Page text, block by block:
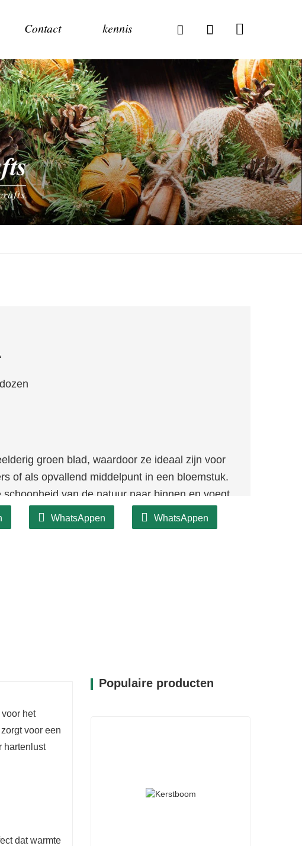
Contact kennis
groen blad, waardoor ze ideaal zijn voor
of als opvallend middelpunt in een bloemstuk.
van de natuur naar binnen en voegt
De rijke groene kleur vormt een
en andere decoraties, waardoor u ze
eigen stijl.
materialen en zijn ontworpen voor een
vakantieseizoenen kunnen worden gebruikt.
WhatsAppen WhatsAppen
het
voor een
hartenlust
dat warmte
Populaire producten